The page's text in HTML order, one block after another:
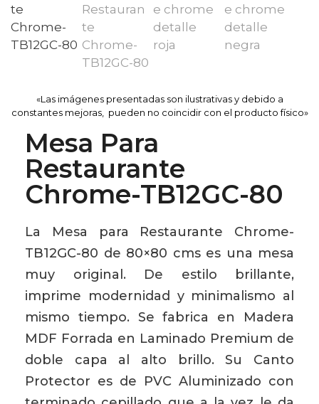
«Las imágenes presentadas son ilustrativas y debido a
constantes mejoras, pueden no coincidir con el producto físico»
Mesa Para
Restaurante
Chrome-TB12GC-80
La Mesa para Restaurante Chrome-
TB12GC-80 de 80×80 cms es una mesa
muy original. De estilo brillante,
imprime modernidad y minimalismo al
mismo tiempo. Se fabrica en Madera
MDF Forrada en Laminado Premium de
doble capa al alto brillo. Su Canto
Protector es de PVC Aluminizado con